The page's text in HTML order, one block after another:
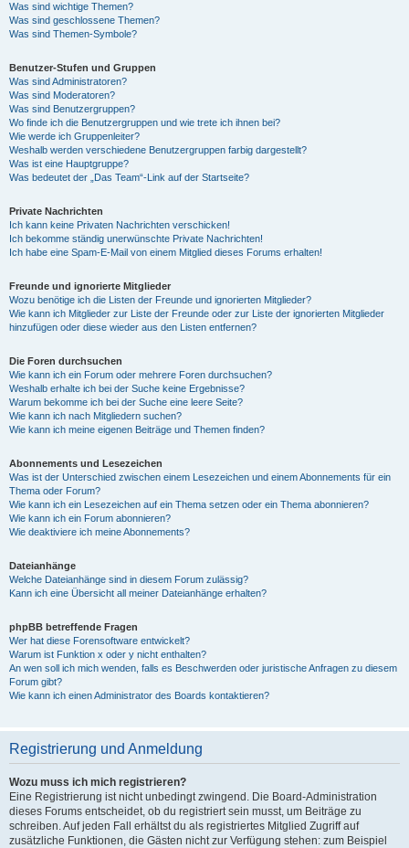
Was sind wichtige Themen?
Was sind geschlossene Themen?
Was sind Themen-Symbole?
Benutzer-Stufen und Gruppen
Was sind Administratoren?
Was sind Moderatoren?
Was sind Benutzergruppen?
Wo finde ich die Benutzergruppen und wie trete ich ihnen bei?
Wie werde ich Gruppenleiter?
Weshalb werden verschiedene Benutzergruppen farbig dargestellt?
Was ist eine Hauptgruppe?
Was bedeutet der „Das Team“-Link auf der Startseite?
Private Nachrichten
Ich kann keine Privaten Nachrichten verschicken!
Ich bekomme ständig unerwünschte Private Nachrichten!
Ich habe eine Spam-E-Mail von einem Mitglied dieses Forums erhalten!
Freunde und ignorierte Mitglieder
Wozu benötige ich die Listen der Freunde und ignorierten Mitglieder?
Wie kann ich Mitglieder zur Liste der Freunde oder zur Liste der ignorierten Mitglieder
hinzufügen oder diese wieder aus den Listen entfernen?
Die Foren durchsuchen
Wie kann ich ein Forum oder mehrere Foren durchsuchen?
Weshalb erhalte ich bei der Suche keine Ergebnisse?
Warum bekomme ich bei der Suche eine leere Seite?
Wie kann ich nach Mitgliedern suchen?
Wie kann ich meine eigenen Beiträge und Themen finden?
Abonnements und Lesezeichen
Was ist der Unterschied zwischen einem Lesezeichen und einem Abonnements für ein
Thema oder Forum?
Wie kann ich ein Lesezeichen auf ein Thema setzen oder ein Thema abonnieren?
Wie kann ich ein Forum abonnieren?
Wie deaktiviere ich meine Abonnements?
Dateianhänge
Welche Dateianhänge sind in diesem Forum zulässig?
Kann ich eine Übersicht all meiner Dateianhänge erhalten?
phpBB betreffende Fragen
Wer hat diese Forensoftware entwickelt?
Warum ist Funktion x oder y nicht enthalten?
An wen soll ich mich wenden, falls es Beschwerden oder juristische Anfragen zu diesem
Forum gibt?
Wie kann ich einen Administrator des Boards kontaktieren?
Registrierung und Anmeldung
Wozu muss ich mich registrieren?
Eine Registrierung ist nicht unbedingt zwingend. Die Board-Administration
dieses Forums entscheidet, ob du registriert sein musst, um Beiträge zu
schreiben. Auf jeden Fall erhältst du als registriertes Mitglied Zugriff auf
zusätzliche Funktionen, die Gästen nicht zur Verfügung stehen: zum Beispiel